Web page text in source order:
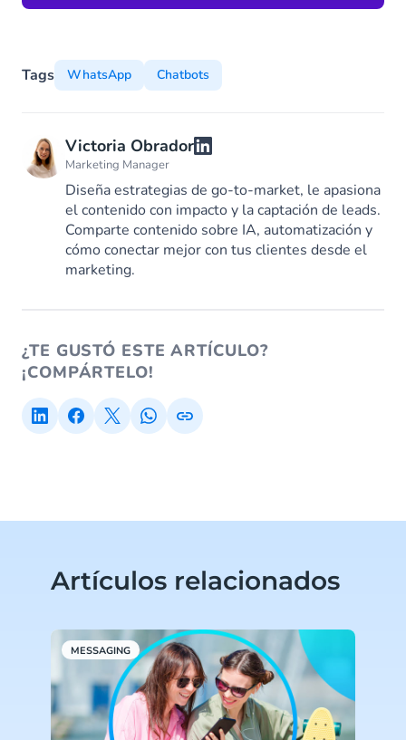
Tags WhatsApp Chatbots
Victoria Obrador
Marketing Manager
Diseña estrategias de go-to-market, le apasiona
el contenido con impacto y la captación de leads.
Comparte contenido sobre IA, automatización y
cómo conectar mejor con tus clientes desde el
marketing.
¿TE GUSTÓ ESTE ARTÍCULO?
¡COMPÁRTELO!
Artículos relacionados
MESSAGING